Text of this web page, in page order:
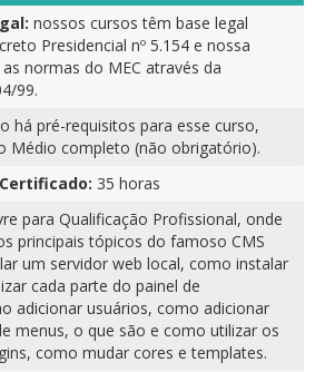
nossos cursos têm base legal
Presidencial nº 5.154 e nossa
normas do MEC através da
99.
há pré-requisitos para esse curso,
Médio completo (não obrigatório).
35 horas
para Qualificação Profissional, onde
principais tópicos do famoso CMS
um servidor web local, como instalar
cada parte do painel de
adicionar usuários, como adicionar
menus, o que são e como utilizar os
como mudar cores e templates.